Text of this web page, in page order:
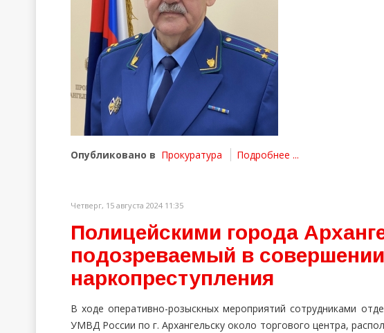
Опубликовано в Прокуратура Подробнее ...
Четверг, 15 августа 2024 11:35
Полицейскими города
подозреваемый в совершении
наркопреступления
В ходе оперативно-розыскных мероприятий сотрудниками
УМВД России по г. Архангельску около торгового центра,